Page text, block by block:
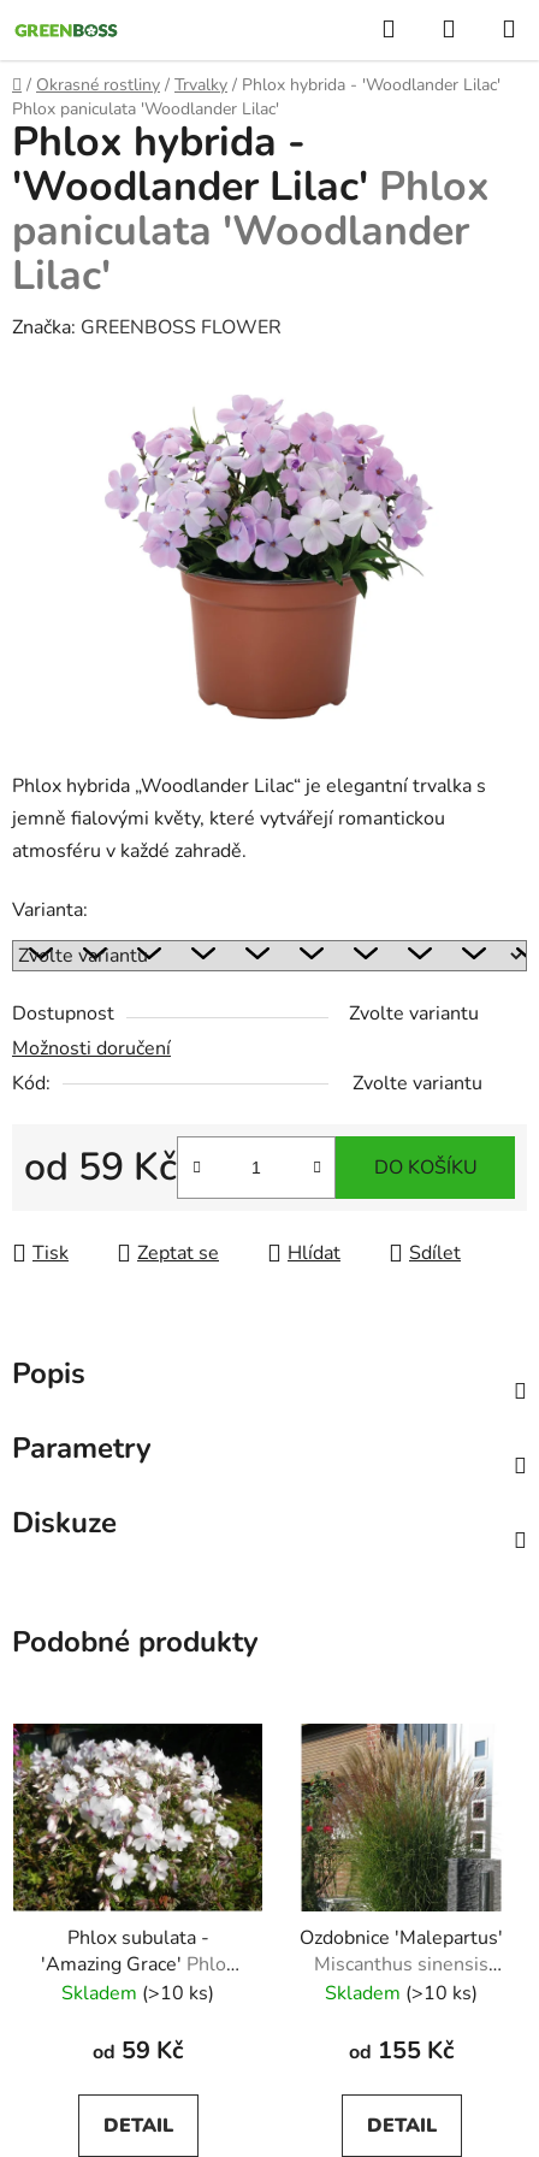
na
obsah
Hledat
KOŠÍK
Domů
/ Okrasné rostliny / Trvalky / Phlox hybrida - 'Woodlander Lilac'
Phlox paniculata 'Woodlander Lilac'
Phlox hybrida „Woodlander Lilac“ je elegantní trvalka s
jemně fialovými květy, které vytvářejí romantickou
atmosféru v každé zahradě.
Varianta:
Dostupnost
Zvolte variantu
Možnosti doručení
Kód:
Zvolte variantu
od 59 Kč DO KOŠÍKU
Tisk Zeptat se Hlídat Sdílet
Phlox hybrida -
'Woodlander Lilac' Phlox
paniculata 'Woodlander
Lilac'
Značka: GREENBOSS FLOWER
Popis
Parametry
Diskuze
Podobné produkty
Phlox subulata -
'Amazing Grace' Phlox
subulata 'Amazing
Skladem (>10 ks)
od 59 Kč
DETAIL
Ozdobnice 'Malepartus'
Miscanthus sinensis
Malepartus
Skladem (>10 ks)
od 155 Kč
DETAIL